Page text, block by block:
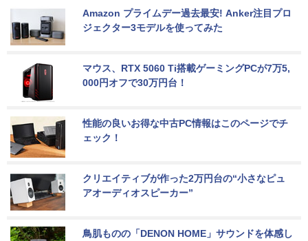
Amazon プライムデー過去最安! Anker注目プロ
ジェクター3モデルを使ってみた
マウス、RTX 5060 Ti搭載ゲーミングPCが7万5,
000円オフで30万円台！
性能の良いお得な中古PC情報はこのページでチ
ェック！
クリエイティブが作った2万円台の“小さなピュ
アオーディオスピーカー”
鳥肌ものの「DENON HOME」サウンドを体感し